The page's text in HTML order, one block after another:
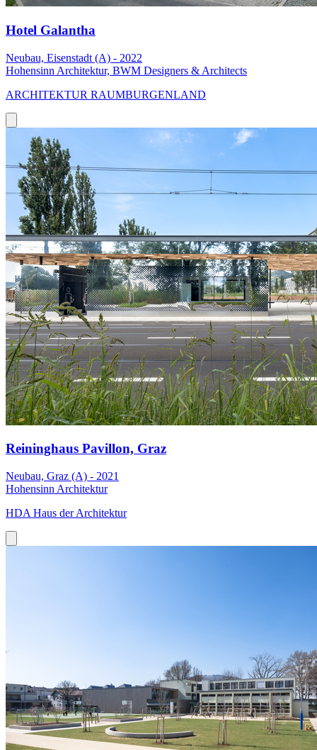
Hotel Galantha
Neubau, Eisenstadt (A) - 2022
Hohensinn Architektur, BWM Designers & Architects
ARCHITEKTUR RAUMBURGENLAND
Reininghaus Pavillon, Graz
Neubau, Graz (A) - 2021
Hohensinn Architektur
HDA Haus der Architektur